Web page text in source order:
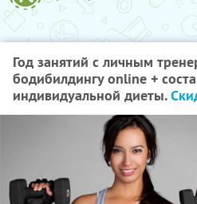
Год занятий с личным
бодибилдингу online +
индивидуальной диеты.